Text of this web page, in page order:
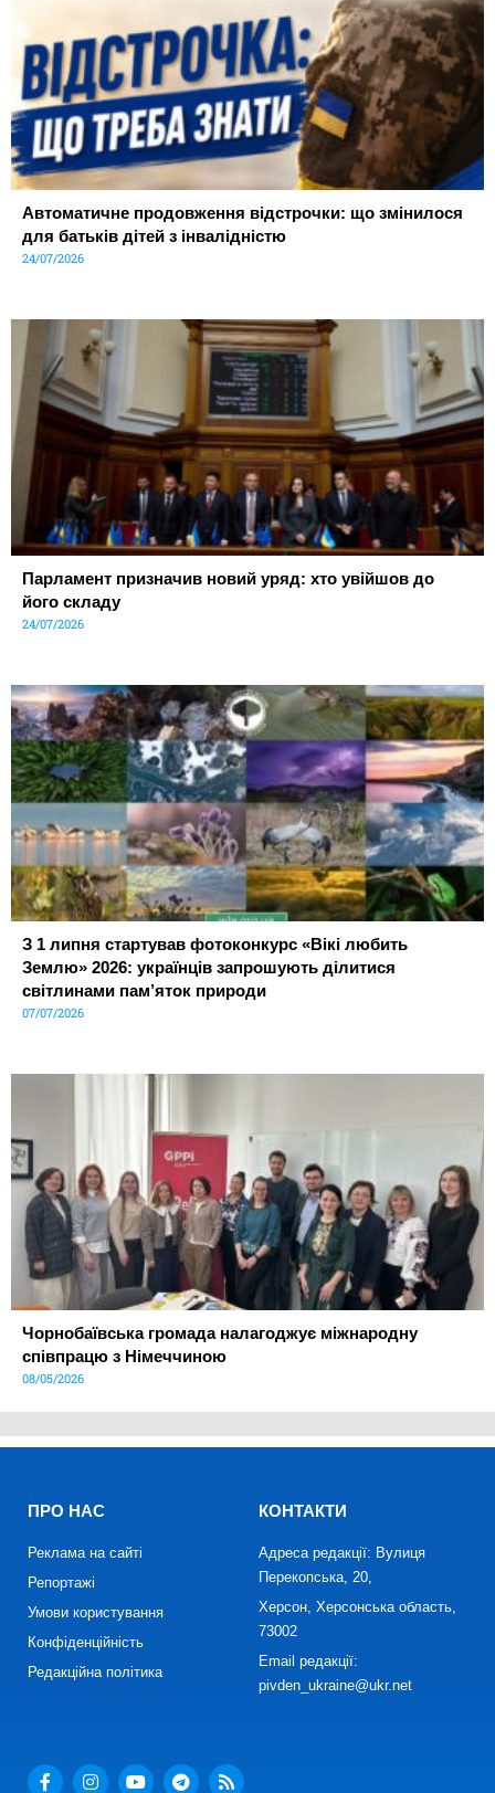
Автоматичне продовження відстрочки: що змінилося
для батьків дітей з інвалідністю
24/07/2026
Парламент призначив новий уряд: хто увійшов до
його складу
24/07/2026
З 1 липня стартував фотоконкурс «Вікі любить
Землю» 2026: українців запрошують ділитися
світлинами пам’яток природи
07/07/2026
Чорнобаївська громада налагоджує міжнародну
співпрацю з Німеччиною
08/05/2026
ПРО НАС
Реклама на сайті
Репортажі
Умови користування
Конфіденційність
Редакційна політика
КОНТАКТИ
Адреса редакції: Вулиця
Перекопська, 20,
Херсон, Херсонська область,
73002
Email редакції:
pivden_ukraine@ukr.net